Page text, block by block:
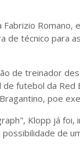
Romano,
técnico para
de treinador
futebol da Red
poe
Klopp já
de